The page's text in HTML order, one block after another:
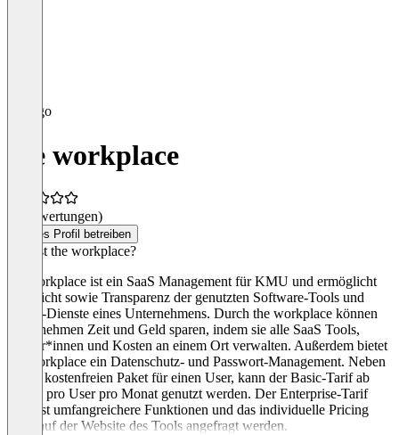
the workplace
(0 Bewertungen)
Dieses Profil betreiben
Was ist the workplace?
the workplace ist ein SaaS Management für KMU und ermöglicht
Übersicht sowie Transparenz der genutzten Software-Tools und
Cloud-Dienste eines Unternehmens. Durch the workplace können
Unternehmen Zeit und Geld sparen, indem sie alle SaaS Tools,
Nutzer*innen und Kosten an einem Ort verwalten. Außerdem bietet
the workplace ein Datenschutz- und Passwort-Management. Neben
einem kostenfreien Paket für einen User, kann der Basic-Tarif ab
4,99 € pro User pro Monat genutzt werden. Der Enterprise-Tarif
umfasst umfangreichere Funktionen und das individuelle Pricing
kann auf der Website des Tools angefragt werden.